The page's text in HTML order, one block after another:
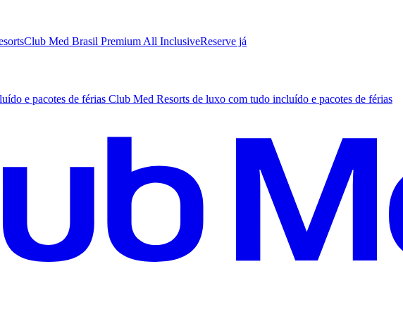
Club Med Brasil Premium All InclusiveReserve já
e pacotes de férias Club Med Resorts de luxo com tudo incluído e pacotes de férias